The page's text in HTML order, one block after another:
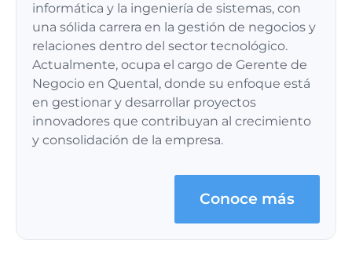
informática y la ingeniería de sistemas, con
una sólida carrera en la gestión de negocios y
relaciones dentro del sector tecnológico.
Actualmente, ocupa el cargo de Gerente de
Negocio en Quental, donde su enfoque está
en gestionar y desarrollar proyectos
innovadores que contribuyan al crecimiento
y consolidación de la empresa.
Conoce más